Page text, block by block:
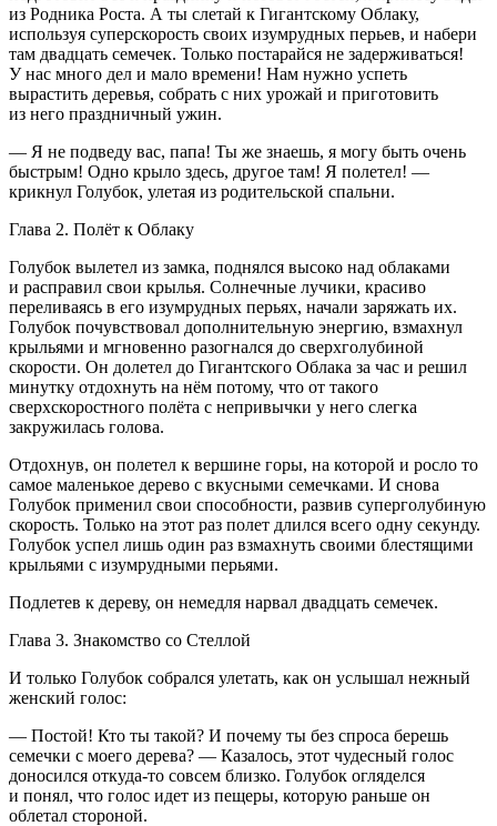
из Родника Роста. А ты слетай к Гигантскому Облаку,
используя суперскорость своих изумрудных перьев, и набери
там двадцать семечек. Только постарайся не задерживаться!
У нас много дел и мало времени! Нам нужно успеть
вырастить деревья, собрать с них урожай и приготовить
из него праздничный ужин.
— Я не подведу вас, папа! Ты же знаешь, я могу быть очень
быстрым! Одно крыло здесь, другое там! Я полетел! —
крикнул Голубок, улетая из родительской спальни.
Глава 2. Полёт к Облаку
Голубок вылетел из замка, поднялся высоко над облаками
и расправил свои крылья. Солнечные лучики, красиво
переливаясь в его изумрудных перьях, начали заряжать их.
Голубок почувствовал дополнительную энергию, взмахнул
крыльями и мгновенно разогнался до сверхголубиной
скорости. Он долетел до Гигантского Облака за час и решил
минутку отдохнуть на нём потому, что от такого
сверхскоростного полёта с непривычки у него слегка
закружилась голова.
Отдохнув, он полетел к вершине горы, на которой и росло то
самое маленькое дерево с вкусными семечками. И снова
Голубок применил свои способности, развив суперголубиную
скорость. Только на этот раз полет длился всего одну секунду.
Голубок успел лишь один раз взмахнуть своими блестящими
крыльями с изумрудными перьями.
Подлетев к дереву, он немедля нарвал двадцать семечек.
Глава 3. Знакомство со Стеллой
И только Голубок собрался улетать, как он услышал нежный
женский голос:
— Постой! Кто ты такой? И почему ты без спроса берешь
семечки с моего дерева? — Казалось, этот чудесный голос
доносился откуда-то совсем близко. Голубок огляделся
и понял, что голос идет из пещеры, которую раньше он
облетал стороной.